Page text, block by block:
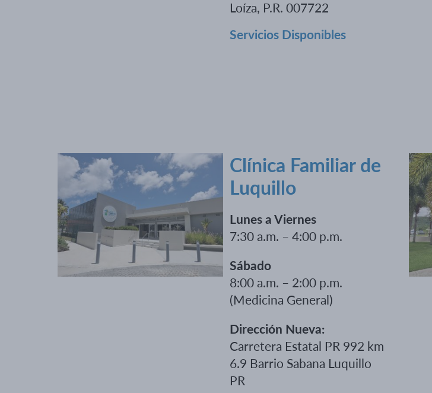
Loíza, P.R. 007722
Servicios Disponibles
Clínica Familiar de
Luquillo
Lunes a Viernes
7:30 a.m. – 4:00 p.m.
Sábado
8:00 a.m. – 2:00 p.m.
(Medicina General)
Dirección Nueva:
Carretera Estatal PR 992 km
6.9 Barrio Sabana Luquillo
PR